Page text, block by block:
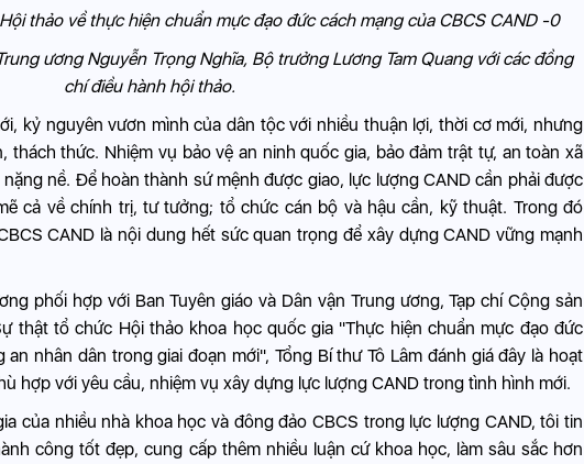
ương Nguyễn Trọng Nghĩa, Bộ trưởng Lương Tam Quang với các đồng
chí điều hành hội thảo.
kỷ nguyên vươn mình của dân tộc với nhiều thuận lợi, thời cơ mới, nhưng
thách thức. Nhiệm vụ bảo vệ an ninh quốc gia, bảo đảm trật tự, an toàn xã
nề. Để hoàn thành sứ mệnh được giao, lực lượng CAND cần phải được
cả về chính trị, tư tưởng; tổ chức cán bộ và hậu cần, kỹ thuật. Trong đó
CAND là nội dung hết sức quan trọng để xây dựng CAND vững mạnh
phối hợp với Ban Tuyên giáo và Dân vận Trung ương, Tạp chí Cộng sản
thật tổ chức Hội thảo khoa học quốc gia "Thực hiện chuẩn mực đạo đức
nhân dân trong giai đoạn mới", Tổng Bí thư Tô Lâm đánh giá đây là hoạt
hợp với yêu cầu, nhiệm vụ xây dựng lực lượng CAND trong tình hình mới.
của nhiều nhà khoa học và đông đảo CBCS trong lực lượng CAND, tôi tin
công tốt đẹp, cung cấp thêm nhiều luận cứ khoa học, làm sâu sắc hơn